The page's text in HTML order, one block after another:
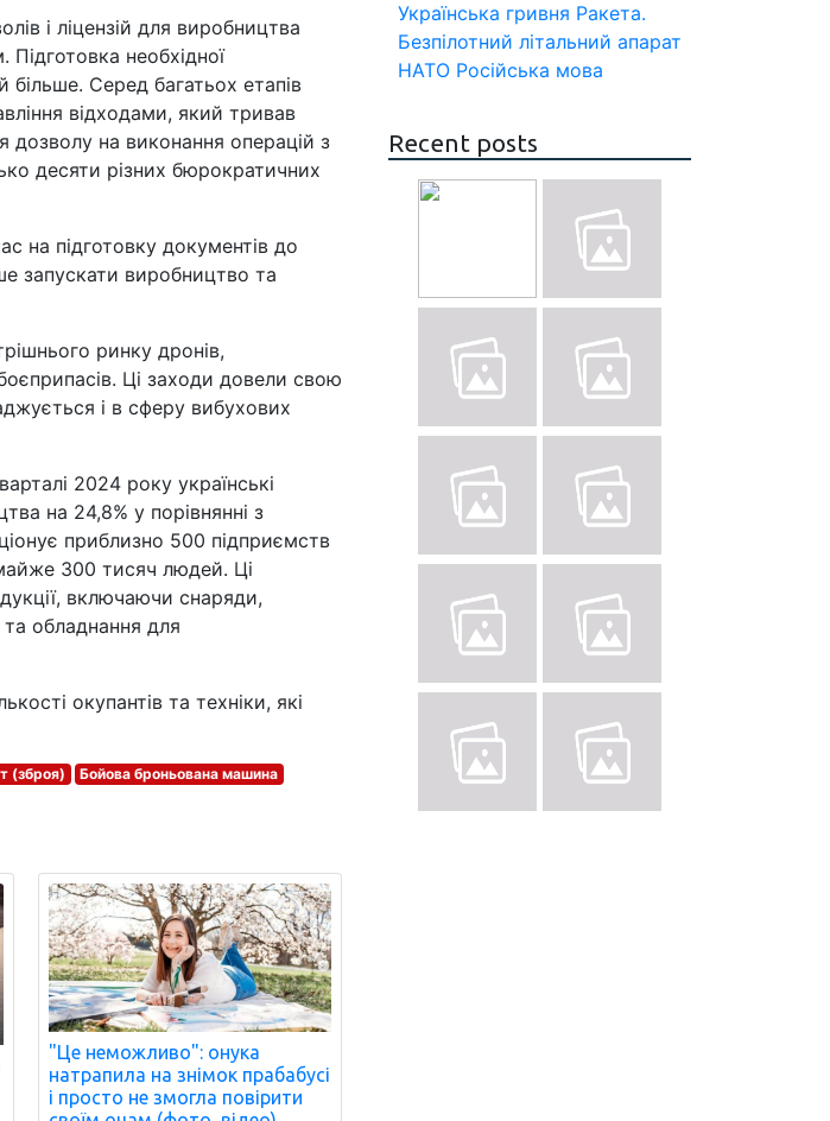
і ліцензій для виробництва
необхідної
більше. Серед багатьох етапів
відходами, який тривав
дозволу на виконання операцій з
десяти різних бюрократичних
на підготовку документів до
запускати виробництво та
ринку дронів,
Ці заходи довели свою
і в сферу вибухових
2024 року українські
на 24,8% у порівнянні з
приблизно 500 підприємств
300 тисяч людей. Ці
включаючи снаряди,
обладнання для
окупантів та техніки, які
(зброя)
Бойова броньована машина
"Це неможливо": онука
натрапила на знімок прабабусі
і просто не змогла повірити
Українська гривня Ракета.
Безпілотний літальний апарат
НАТО Російська мова
Recent posts